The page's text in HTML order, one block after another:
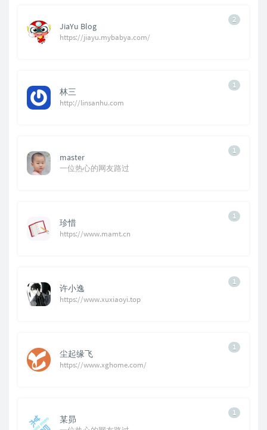
2
JiaYu Blog
https://jiayu.mybabya.com/
1
林三
http://linsanhu.com
1
master
一位热心的网友路过
1
珍惜
https://www.mamt.cn
1
许小逸
https://www.xuxiaoyi.top
1
尘起缘飞
https://www.xghome.com/
1
某昴